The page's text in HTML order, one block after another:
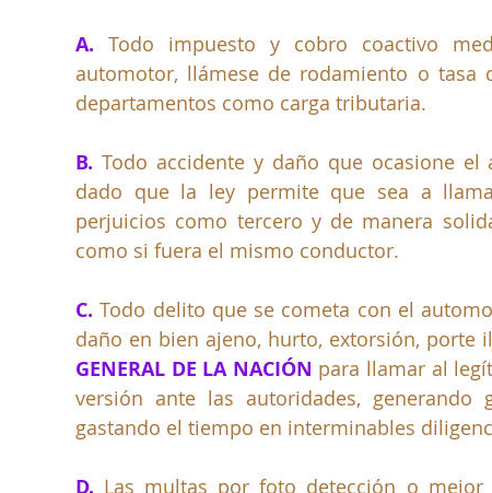
A. Todo impuesto y cobro coactivo
automotor, llámese de rodamiento o
departamentos como carga tributaria.
B. Todo accidente y daño que ocasione
dado que la ley permite que sea a
perjuicios como tercero y de manera
como si fuera el mismo conductor.
C. Todo delito que se cometa con el
daño en bien ajeno, hurto, extorsión, porte
GENERAL DE LA NACIÓN para llamar al
versión ante las autoridades,
gastando el tiempo en interminables
D. Las multas por foto detección o mejor